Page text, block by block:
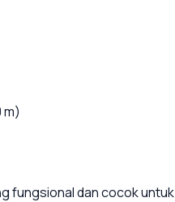
m)
fungsional dan cocok